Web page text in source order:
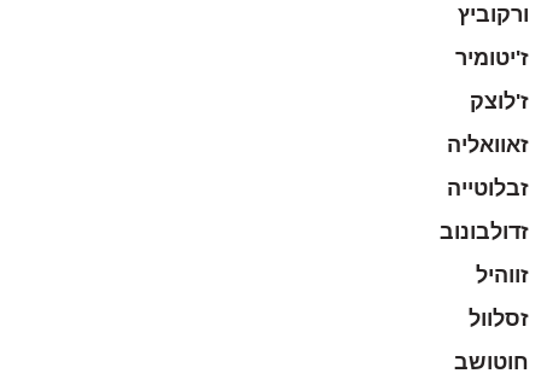
ורקוביץ
ז'יטומיר
ז'לוצק
זאוואליה
זבלוטייה
זדולבונוב
זווהיל
זסלוול
חוטושב